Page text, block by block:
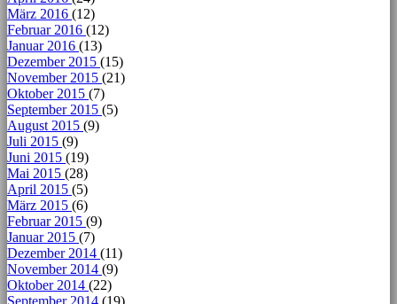
März 2016 (12)
Februar 2016 (12)
Januar 2016 (13)
Dezember 2015 (15)
November 2015 (21)
Oktober 2015 (7)
September 2015 (5)
August 2015 (9)
Juli 2015 (9)
Juni 2015 (19)
Mai 2015 (28)
April 2015 (5)
März 2015 (6)
Februar 2015 (9)
Januar 2015 (7)
Dezember 2014 (11)
November 2014 (9)
Oktober 2014 (22)